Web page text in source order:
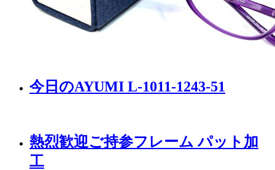
今日のAYUMI L-1011-1243-51
熱烈歓迎ご持参フレーム パット加
工